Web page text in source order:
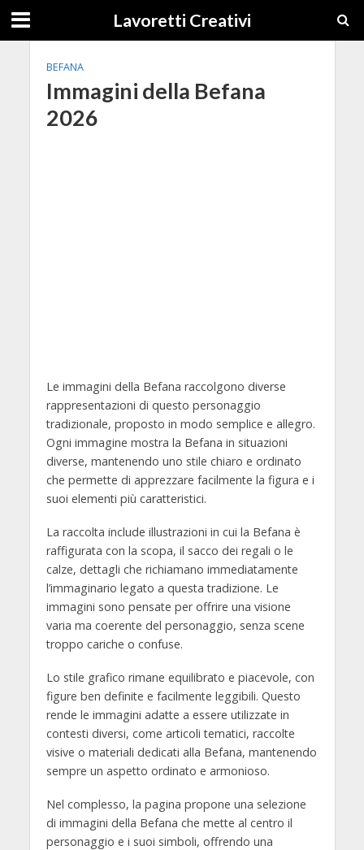
Lavoretti Creativi
BEFANA
Immagini della Befana
2026
Le immagini della Befana raccolgono diverse
rappresentazioni di questo personaggio
tradizionale, proposto in modo semplice e allegro.
Ogni immagine mostra la Befana in situazioni
diverse, mantenendo uno stile chiaro e ordinato
che permette di apprezzare facilmente la figura e i
suoi elementi più caratteristici.
La raccolta include illustrazioni in cui la Befana è
raffigurata con la scopa, il sacco dei regali o le
calze, dettagli che richiamano immediatamente
l’immaginario legato a questa tradizione. Le
immagini sono pensate per offrire una visione
varia ma coerente del personaggio, senza scene
troppo cariche o confuse.
Lo stile grafico rimane equilibrato e piacevole, con
figure ben definite e facilmente leggibili. Questo
rende le immagini adatte a essere utilizzate in
contesti diversi, come articoli tematici, raccolte
visive o materiali dedicati alla Befana, mantenendo
sempre un aspetto ordinato e armonioso.
Nel complesso, la pagina propone una selezione
di immagini della Befana che mette al centro il
personaggio e i suoi simboli, offrendo una